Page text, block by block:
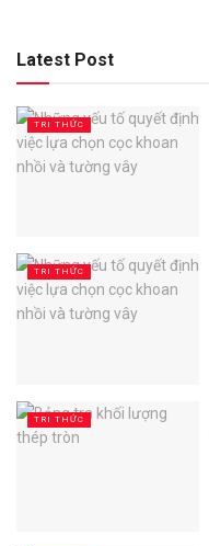
Latest Post
TRI THỨC
TRI THỨC
TRI THỨC